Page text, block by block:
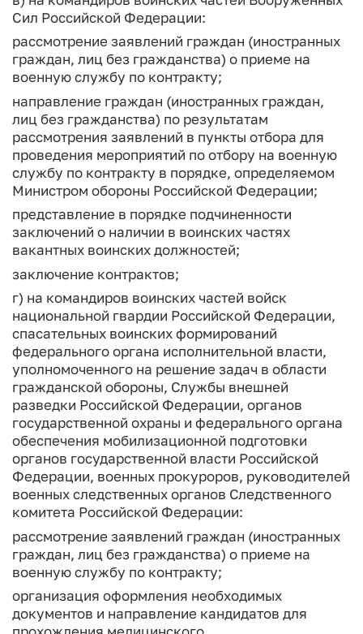
Сил Российской Федерации:
рассмотрение заявлений граждан (иностранных
граждан, лиц без гражданства) о приеме на
военную службу по контракту;
направление граждан (иностранных граждан,
лиц без гражданства) по результатам
рассмотрения заявлений в пункты отбора для
проведения мероприятий по отбору на военную
службу по контракту в порядке, определяемом
Министром обороны Российской Федерации;
представление в порядке подчиненности
заключений о наличии в воинских частях
вакантных воинских должностей;
заключение контрактов;
г) на командиров воинских частей войск
национальной гвардии Российской Федерации,
спасательных воинских формирований
федерального органа исполнительной власти,
уполномоченного на решение задач в области
гражданской обороны, Службы внешней
разведки Российской Федерации, органов
государственной охраны и федерального органа
обеспечения мобилизационной подготовки
органов государственной власти Российской
Федерации, военных прокуроров, руководителей
военных следственных органов Следственного
комитета Российской Федерации:
рассмотрение заявлений граждан (иностранных
граждан, лиц без гражданства) о приеме на
военную службу по контракту;
организация оформления необходимых
документов и направление кандидатов для